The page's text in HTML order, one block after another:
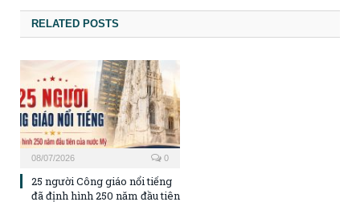
RELATED POSTS
08/07/2026 0
25 người Công giáo nổi tiếng
đã định hình 250 năm đầu tiên